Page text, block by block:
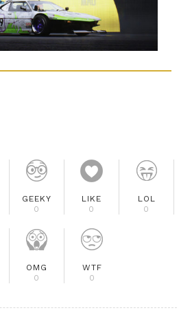
GEEKY
0
LIKE
0
LOL
0
OMG
0
WTF
0